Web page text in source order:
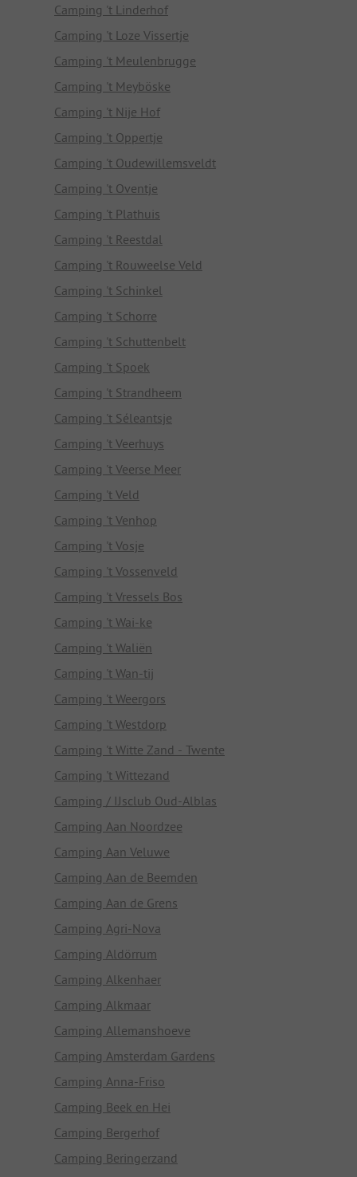
Camping 't Linderhof
Camping 't Loze Vissertje
Camping 't Meulenbrugge
Camping 't Meyböske
Camping 't Nije Hof
Camping 't Oppertje
Camping 't Oudewillemsveldt
Camping 't Oventje
Camping 't Plathuis
Camping 't Reestdal
Camping 't Rouweelse Veld
Camping 't Schinkel
Camping 't Schorre
Camping 't Schuttenbelt
Camping 't Spoek
Camping 't Strandheem
Camping 't Séleantsje
Camping 't Veerhuys
Camping 't Veerse Meer
Camping 't Veld
Camping 't Venhop
Camping 't Vosje
Camping 't Vossenveld
Camping 't Vressels Bos
Camping 't Wai-ke
Camping 't Waliën
Camping 't Wan-tij
Camping 't Weergors
Camping 't Westdorp
Camping 't Witte Zand - Twente
Camping 't Wittezand
Camping / IJsclub Oud-Alblas
Camping Aan Noordzee
Camping Aan Veluwe
Camping Aan de Beemden
Camping Aan de Grens
Camping Agri-Nova
Camping Aldörrum
Camping Alkenhaer
Camping Alkmaar
Camping Allemanshoeve
Camping Amsterdam Gardens
Camping Anna-Friso
Camping Beek en Hei
Camping Bergerhof
Camping Beringerzand